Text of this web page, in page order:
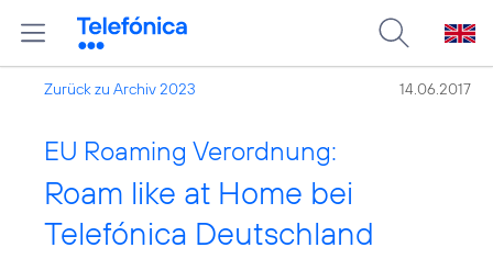
Zurück zu Archiv 2023 14.06.2017
EU Roaming Verordnung:
Roam like at Home bei
Telefónica Deutschland